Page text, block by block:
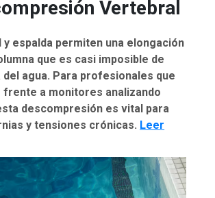
Vertebral
y espalda permiten una elongación
que es casi imposible de
agua. Para profesionales que
frente a monitores analizando
descompresión es vital para
y tensiones crónicas. Leer